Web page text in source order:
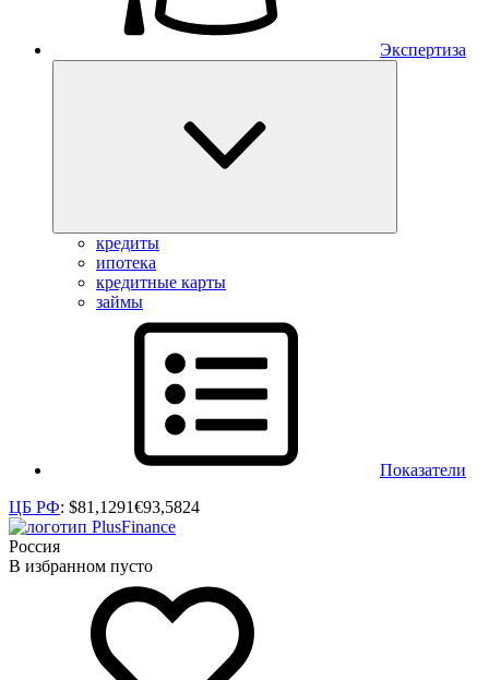
Экспертиза
кредиты
ипотека
кредитные карты
займы
Показатели
ЦБ РФ: $81,1291€93,5824
Россия
В избранном пусто